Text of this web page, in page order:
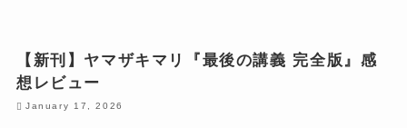
【新刊】ヤマザキマリ『最後の講義 完全版』感
想レビュー
January 17, 2026